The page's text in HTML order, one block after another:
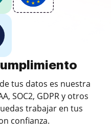
tus datos es nuestra
SOC2, GDPR y otros
trabajar en tus
confianza.